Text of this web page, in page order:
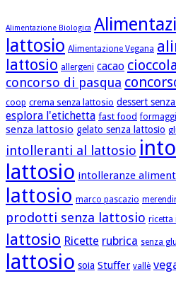
Alimentazione Biologica
lattosio Alimentazione Vegana
lattosio allergeni cacao
concorso di pasqua
coop crema senza lattosio dessert
esplora l'etichetta fast food
senza lattosio gelato senza lattosio
intolleranti al lattosio
lattosio intolleranze
lattosio marco pascazio
prodotti senza lattosio ricetta
lattosio Ricette rubrica senza
lattosio soia Stuffer vallè